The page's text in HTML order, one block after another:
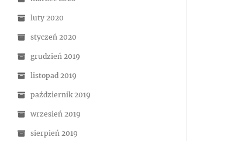
luty 2020
styczeń 2020
grudzień 2019
listopad 2019
październik 2019
wrzesień 2019
sierpień 2019